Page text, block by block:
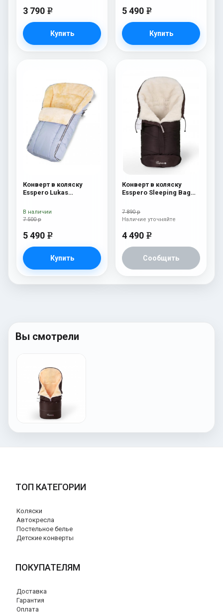
3 790 e
Купить
5 490 e
Купить
Конверт в коляску
Esspero Lukas
шерсть) Blue Mountain
7 500 р
5 490 e
Купить
В наличии
Конверт в коляску
Esspero Sleeping Bag
100% шерсть) Chocolat
7 890 р
4 490 e
Сообщить
Наличие уточняйте
Вы смотрели
ТОП КАТЕГОРИИ
Коляски
Автокресла
Постельное белье
Детские конверты
ПОКУПАТЕЛЯМ
Доставка
Гарантия
Оплата